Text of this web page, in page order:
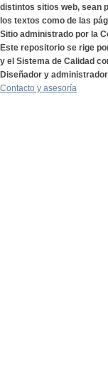
distintos sitios web, sean
los textos como de las
Sitio administrado por la
Este repositorio se rige
y el Sistema de Calidad
Diseñador y
Contacto y asesoría